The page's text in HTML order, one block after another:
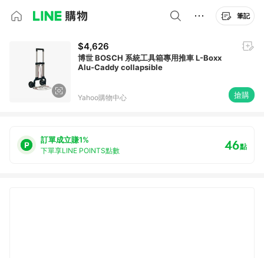
筆記
$4,626
博世 BOSCH 系統工具箱專用推車 L-Boxx
Alu-Caddy collapsible
Yahoo購物中心 搶購
訂單成立賺1%
下單享LINE POINTS點數 46點